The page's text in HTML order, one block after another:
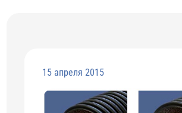
15 апреля 2015